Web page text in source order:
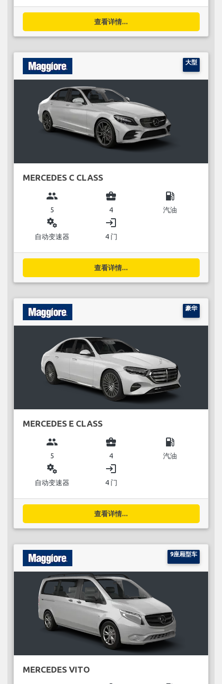
查看详情...
大型
MERCEDES C CLASS
group
5
business_center
4
local_gas_station
汽油
miscellaneous_services
自动变速器
login
4 门
查看详情...
豪华
MERCEDES E CLASS
group
5
business_center
4
local_gas_station
汽油
miscellaneous_services
自动变速器
login
4 门
查看详情...
9座厢型车
MERCEDES VITO